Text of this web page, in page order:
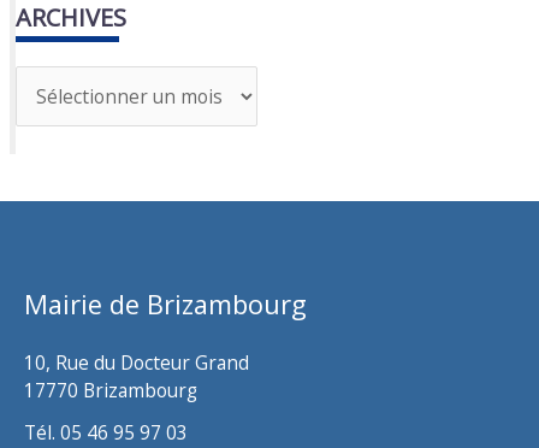
ARCHIVES
r
h
Mairie de Brizambourg
10, Rue du Docteur Grand
17770 Brizambourg
Tél. 05 46 95 97 03